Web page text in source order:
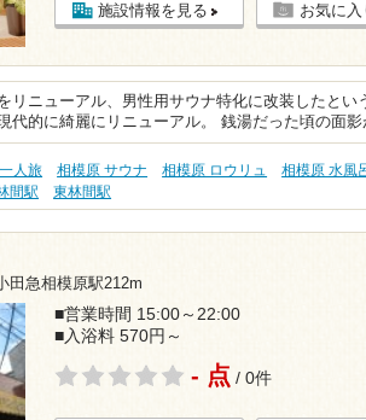
施設情報を見る お気に
リニューアル、男性用サウナ特化に改装したとい
代的に綺麗にリニューアル。 銭湯だった頃の面
人旅 相模原 サウナ 相模原 ロウリュ 相模原 水風
間駅 東林間駅
田急相模原駅212m
■営業時間 15:00～22:00
■入浴料 570円～
- 点 / 0件